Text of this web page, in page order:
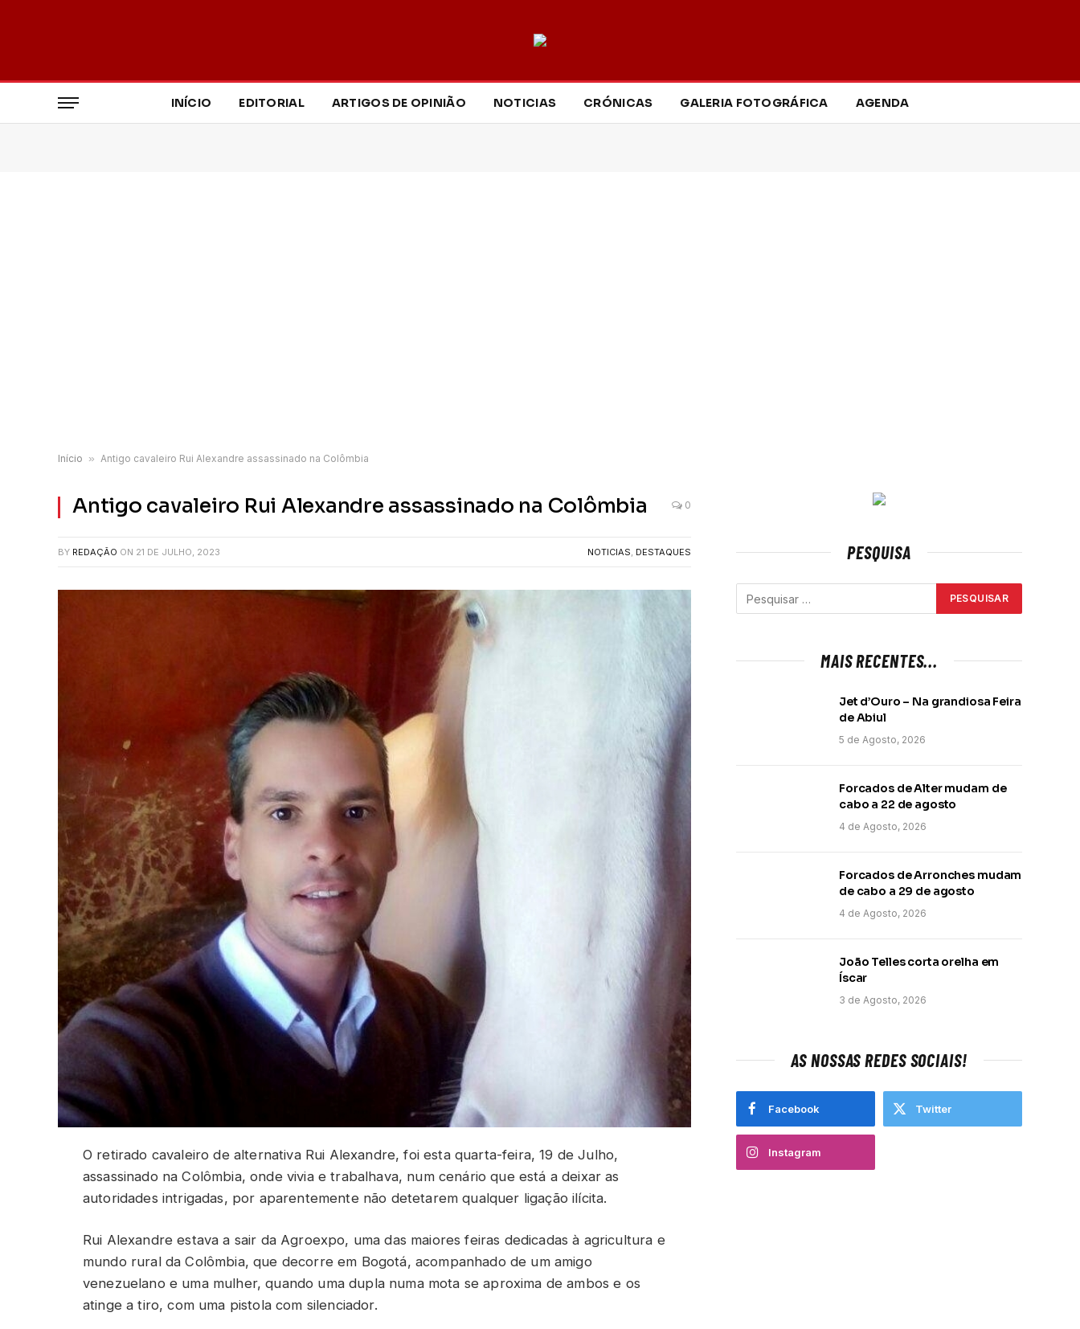
INÍCIO EDITORIAL ARTIGOS DE OPINIÃO NOTICIAS CRÓNICAS GALERIA FOTOGRÁFICA AGENDA
Início » Antigo cavaleiro Rui Alexandre assassinado na Colômbia
Antigo cavaleiro Rui Alexandre assassinado na Colômbia 0
BY REDAÇÃO ON 21 DE JULHO, 2023 NOTICIAS, DESTAQUES
O retirado cavaleiro de alternativa Rui Alexandre, foi esta quarta-feira, 19 de Julho,
assassinado na Colômbia, onde vivia e trabalhava, num cenário que está a deixar as
autoridades intrigadas, por aparentemente não detetarem qualquer ligação ilícita.
Rui Alexandre estava a sair da Agroexpo, uma das maiores feiras dedicadas à agricultura e
mundo rural da Colômbia, que decorre em Bogotá, acompanhado de um amigo
venezuelano e uma mulher, quando uma dupla numa mota se aproxima de ambos e os
atinge a tiro, com uma pistola com silenciador.
PESQUISA
MAIS RECENTES...
Jet d’Ouro – Na grandiosa Feira
de Abiul
5 de Agosto, 2026
Forcados de Alter mudam de
cabo a 22 de agosto
4 de Agosto, 2026
Forcados de Arronches mudam
de cabo a 29 de agosto
4 de Agosto, 2026
João Telles corta orelha em
Íscar
3 de Agosto, 2026
AS NOSSAS REDES SOCIAIS!
Facebook Twitter
Instagram